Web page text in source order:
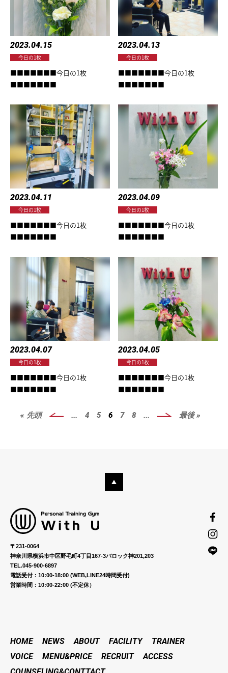
VOICE
MENU&PRICE
RECRUIT
COUNSELING&CONTTACT
2023.04.15
今日の1枚
■■■■■■■今日の1枚
■■■■■■■
2023.04.13
今日の1枚
■■■■■■■今日の1枚
■■■■■■■
2023.04.11
今日の1枚
■■■■■■■今日の1枚
■■■■■■■
2023.04.09
今日の1枚
■■■■■■■今日の1枚
■■■■■■■
2023.04.07
今日の1枚
■■■■■■■今日の1枚
■■■■■■■
2023.04.05
今日の1枚
■■■■■■■今日の1枚
■■■■■■■
« 先頭 ... 4 5 6 7 8 ... 最後 »
〒231-0064
神奈川県横浜市中区野毛町4丁目167-3バロック神201,203
TEL.045-900-6897
電話受付：10:00-18:00 (WEB,LINE24時間受付)
営業時間：10:00-22:00 (不定休）
HOME NEWS ABOUT FACILITY
TRAINER
VOICE
MENU&PRICE RECRUIT
ACCESS